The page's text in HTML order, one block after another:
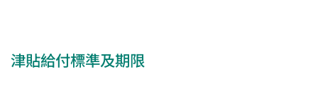
津貼給付標準及期限